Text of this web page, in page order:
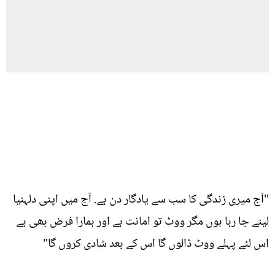
"آج میری زندگی کا سب سے یادگار دن ہے. آج میں اپنی دلہنیا
لینے جا رہا ہوں مگر ووٹ تو امانت ہے اور ہمارا فرض بھی ہے
اس لئے پہلے ووٹ ڈالوں گا اس کے بعد شادی کروں گا"